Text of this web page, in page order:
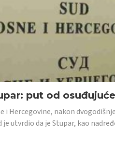
put od
i Hercegovine, nakon
je utvrdio da je Stupar, kao